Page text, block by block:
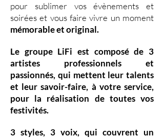
pour sublimer vos évènements et
soirées et vous faire vivre un moment
mémorable et original.
Le groupe LiFi est composé de 3
artistes professionnels et
passionnés, qui mettent leur talents
et leursavoir-faire, à votre service,
pour la réalisation de toutes vos
festivités.
3 styles, 3 voix, qui couvrent un